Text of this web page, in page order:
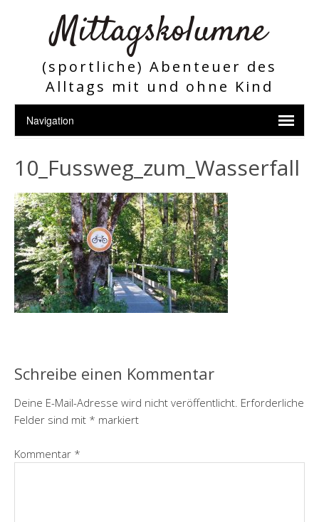
Mittagskolumne
(sportliche) Abenteuer des
Alltags mit und ohne Kind
10_Fussweg_zum_Wasserfall
Schreibe einen Kommentar
Deine E-Mail-Adresse wird nicht veröffentlicht. Erforderliche
Felder sind mit * markiert
Kommentar *